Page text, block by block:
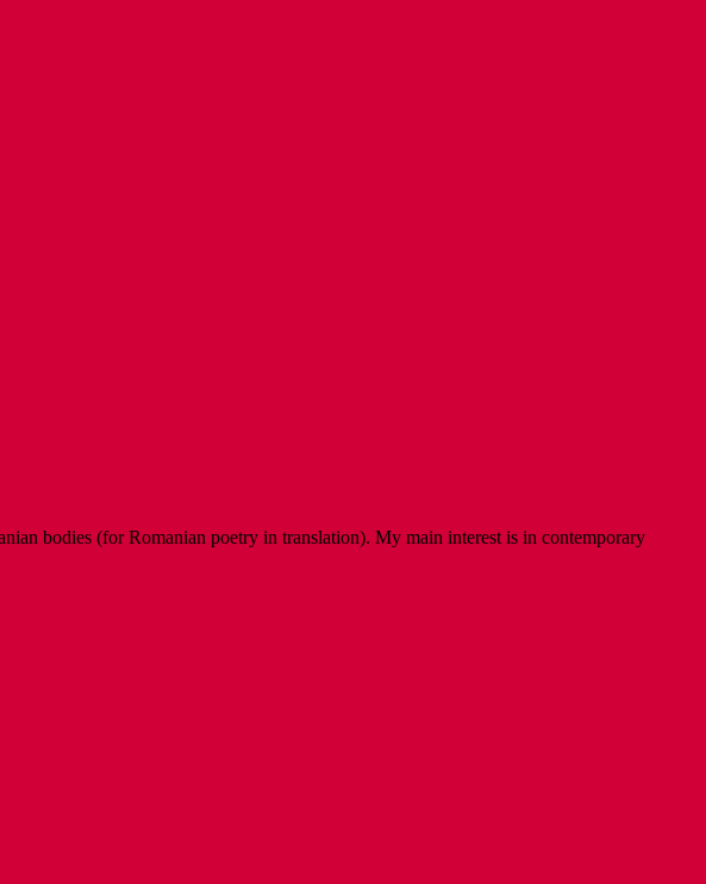
bodies (for Romanian poetry in translation). My main interest is in contemporary